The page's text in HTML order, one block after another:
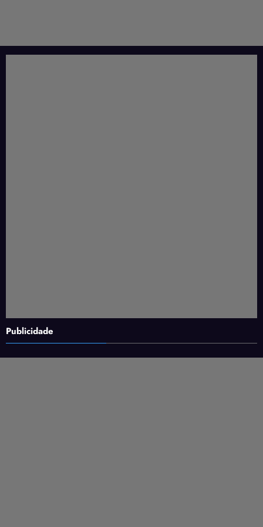
Publicidade